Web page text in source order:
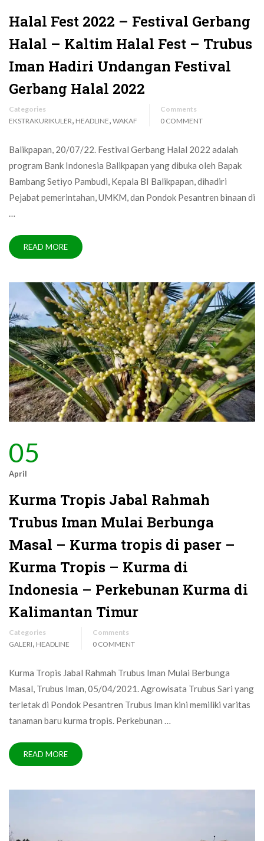
Halal Fest 2022 – Festival Gerbang
Halal – Kaltim Halal Fest – Trubus
Iman Hadiri Undangan Festival
Gerbang Halal 2022
Categories
EKSTRAKURIKULER, HEADLINE, WAKAF
Comments
0 COMMENT
Balikpapan, 20/07/22. Festival Gerbang Halal 2022 adalah
program Bank Indonesia Balikpapan yang dibuka oleh Bapak
Bambang Setiyo Pambudi, Kepala BI Balikpapan, dihadiri
Pejabat pemerintahan, UMKM, dan Pondok Pesantren binaan di
…
READ MORE
05
April
Kurma Tropis Jabal Rahmah
Trubus Iman Mulai Berbunga
Masal – Kurma tropis di paser –
Kurma Tropis – Kurma di
Indonesia – Perkebunan Kurma di
Kalimantan Timur
Categories
GALERI HEADLINE
Comments
0 COMMENT
Kurma Tropis Jabal Rahmah Trubus Iman Mulai Berbunga
Masal, Trubus Iman, 05/04/2021. Agrowisata Trubus Sari yang
terletak di Pondok Pesantren Trubus Iman kini memiliki varitas
tanaman baru kurma tropis. Perkebunan …
READ MORE